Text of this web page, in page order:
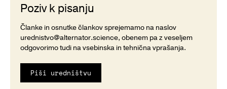
Poziv k pisanju
Članke in osnutke člankov sprejemamo na naslov
urednistvo@alternator.science, obenem pa z veseljem
odgovorimo tudi na vsebinska in tehnična vprašanja.
Piši uredništvu